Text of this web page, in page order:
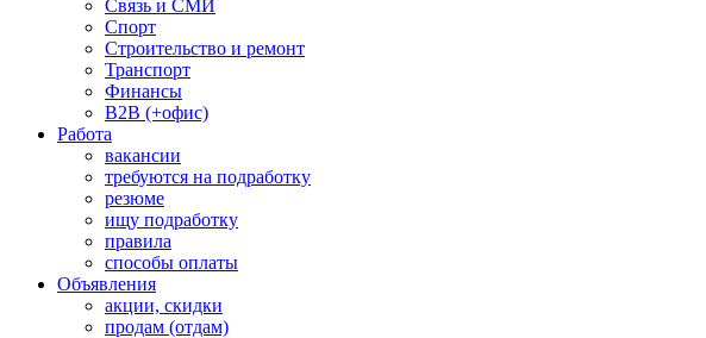
Связь и СМИ
Спорт
Строительство и ремонт
Транспорт
Финансы
B2B (+офис)
Работа
вакансии
требуются на подработку
резюме
ищу подработку
правила
способы оплаты
Объявления
акции, скидки
продам (отдам)